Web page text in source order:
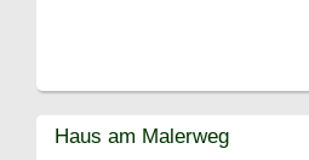
Haus am Malerweg